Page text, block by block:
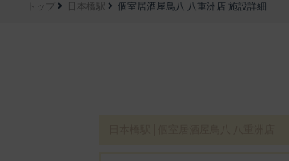
トップ 日本橋駅 個室居酒屋鳥八 八重洲店 施設詳細